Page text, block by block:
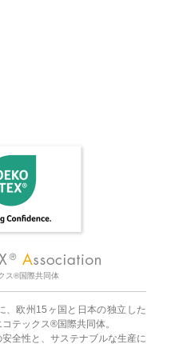
ス®国際共同体
、欧州15ヶ国と日本の独立した
テックス®国際共同体。
全性と、サステナブルな生産に